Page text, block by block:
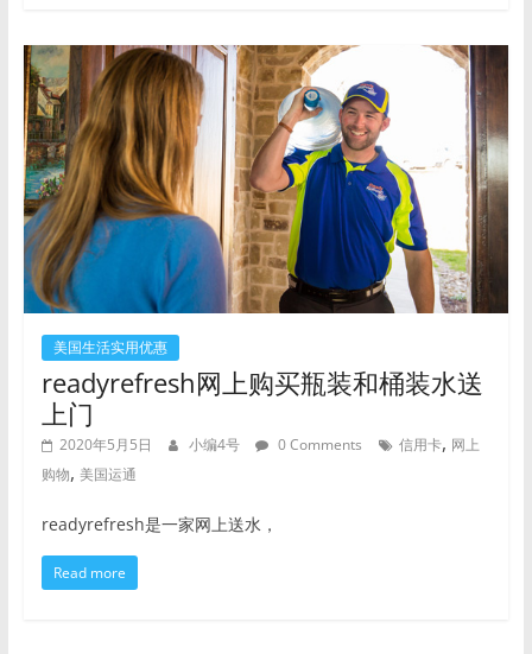
美国生活实用优惠
readyrefresh网上购买瓶装和桶装水送
上门
2020年5月5日 小编4号 0 Comments 信用卡, 网上
购物, 美国运通
readyrefresh是一家网上送水，
Read more